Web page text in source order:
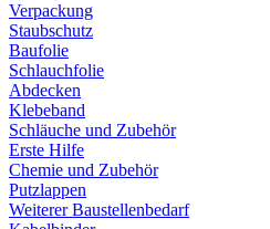
Verpackung
Staubschutz
Baufolie
Schlauchfolie
Abdecken
Klebeband
Schläuche und Zubehör
Erste Hilfe
Chemie und Zubehör
Putzlappen
Weiterer Baustellenbedarf